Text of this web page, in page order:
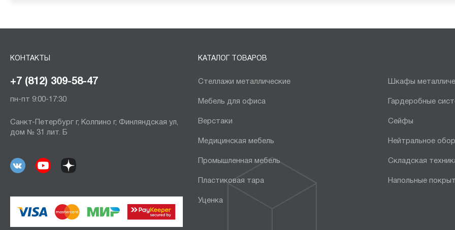
КОНТАКТЫ
+7 (812) 309-58-47
пн-пт 9:00-17:30
Санкт-Петербург г, Колпино г, Финляндская ул,
дом № 31 лит. Б
КАТАЛОГ ТОВАРОВ
Стеллажи металлические Шкафы
Мебель для офиса Гардеробные
Верстаки Сейфы
Медицинская мебель Нейтральное
Промышленная мебель Складская
Пластиковая тара Напольные
Уценка